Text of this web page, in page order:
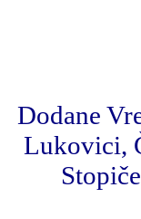
Dodane
Lukovici,